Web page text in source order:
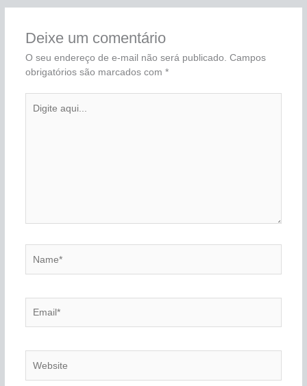
Deixe um comentário
O seu endereço de e-mail não será publicado. Campos
obrigatórios são marcados com *
aqui...